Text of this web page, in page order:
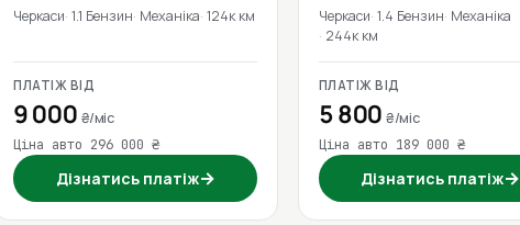
Черкаси 1.1 Бензин Механіка 124к км
ПЛАТІЖ ВІД
9 000 ₴/міс
Ціна авто 296 000 ₴
Дізнатись платіж→
Черкаси 1.4 Бензин Механіка
244к км
ПЛАТІЖ ВІД
5 800₴/міс
Ціна авто 189 000 ₴
Дізнатись платіж→